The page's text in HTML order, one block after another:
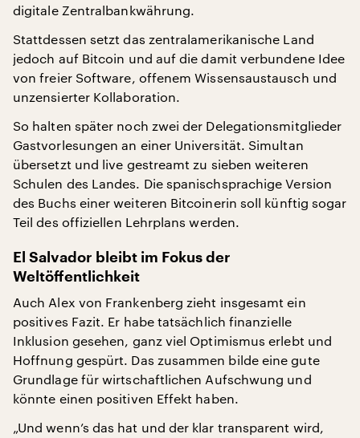
digitale Zentralbankwährung.
Stattdessen setzt das zentralamerikanische Land
jedoch auf Bitcoin und auf die damit verbundene Idee
von freier Software, offenem Wissensaustausch und
unzensierter Kollaboration.
So halten später noch zwei der Delegationsmitglieder
Gastvorlesungen an einer Universität. Simultan
übersetzt und live gestreamt zu sieben weiteren
Schulen des Landes. Die spanischsprachige Version
des Buchs einer weiteren Bitcoinerin soll künftig sogar
Teil des offiziellen Lehrplans werden.
El Salvador bleibt im Fokus der
Weltöffentlichkeit
Auch Alex von Frankenberg zieht insgesamt ein
positives Fazit. Er habe tatsächlich finanzielle
Inklusion gesehen, ganz viel Optimismus erlebt und
Hoffnung gespürt. Das zusammen bilde eine gute
Grundlage für wirtschaftlichen Aufschwung und
könnte einen positiven Effekt haben.
„Und wenn’s das hat und der klar transparent wird,